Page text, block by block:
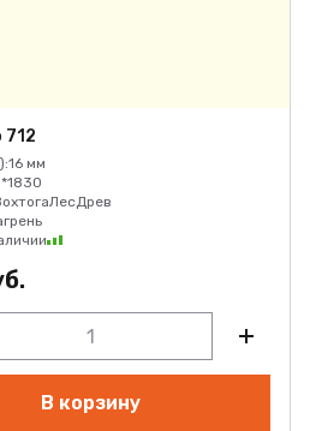
712
16 мм
В корзину